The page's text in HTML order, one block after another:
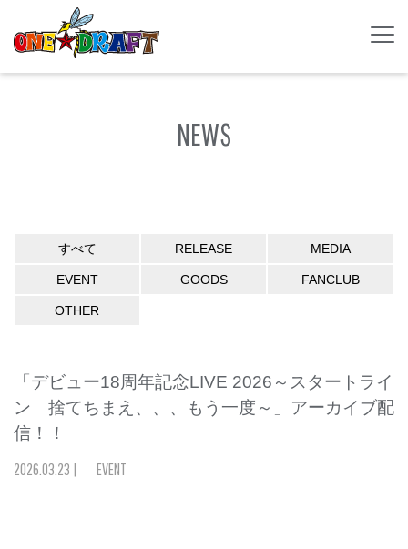
NEWS
すべて RELEASE MEDIA
EVENT GOODS FANCLUB
OTHER
「デビュー18周年記念LIVE 2026～スタートライ
ン 捨てちまえ、、、もう一度～」アーカイブ配
信！！
202603 23 | EVENT